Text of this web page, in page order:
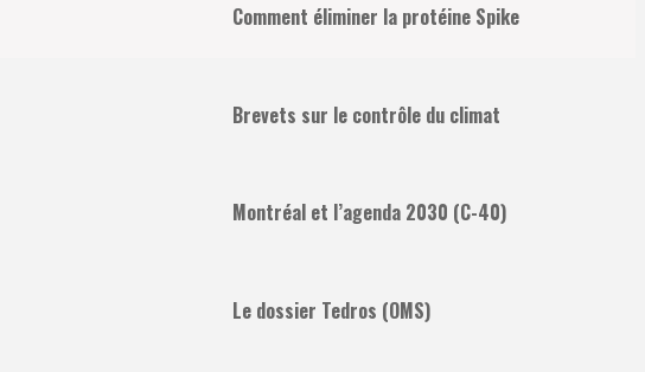
Comment éliminer la protéine Spike
Brevets sur le contrôle du climat
Montréal et l’agenda 2030 (C-40)
Le dossier Tedros (OMS)